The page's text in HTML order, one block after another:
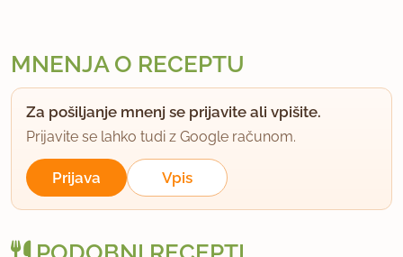
MNENJA O RECEPTU
Za pošiljanje mnenj se prijavite ali vpišite.
Prijavite se lahko tudi z Google računom.
Prijava Vpis